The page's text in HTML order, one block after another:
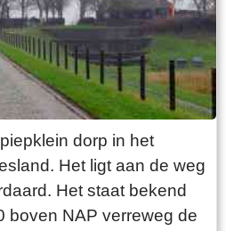
Niets is minder
van Jongemastate
Slooten. Hij was
gemeente
gemeentehuis
Het is moeilijk voor te
heeft hij de state
maken. Misschien
advertentie geplaatst in
dorp in het
Het ligt aan de weg
Het staat bekend
boven NAP verreweg de